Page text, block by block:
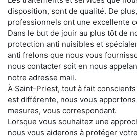
disposition, sont de qualité. De
professionnels ont une excellente
Dans le but de jouir au plus tôt de
protection anti nuisibles et
anti frelons que nous vous
nous contacter soit en nous
notre adresse mail.
À Saint-Priest, tout à fait
est différente, nous vous
mesures, vous correspondant.
Lorsque vous souhaitez une
nous vous aiderons à protéger